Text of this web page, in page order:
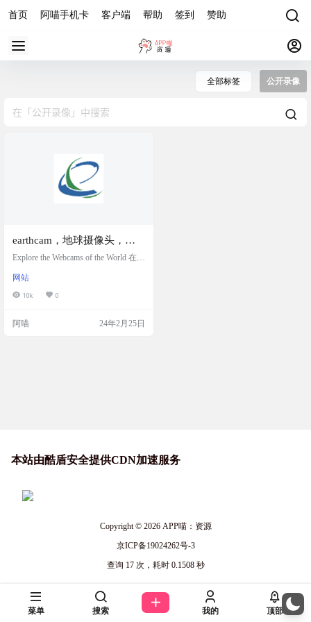
首页 阿喵手机卡 客户端 帮助 签到 赞助
全部标签 公开录像
earthcam，地球摄像头，带
你探索全球在线摄像头
Explore the Webcams of the World 在家
内容、技术和服务的全球领导者。E
arthCam 成立于 1996 年，旨在通过
位于新泽西州北部，并在全球设有 1
网站
10k 0
阿喵 24年2月25日
本站由酷盾安全提供CDN加速服务
Copyright © 2026APP喵：资源
京ICP备19024262号-3
查询 17 次，耗时 0.1508 秒
菜单 搜索 我的 顶部